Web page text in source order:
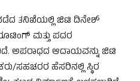
ತನಿಖೆಯಲ್ಲಿ ಜಿಟಿ ದಿನೇಶ್
ಮತ್ತು ಪದರ
ಅಪರಾಧದ ಆದಾಯವನ್ನು ಜಿಟಿ
ಸಹಚರರ ಹೆಸರಿನಲ್ಲಿ ಸ್ಥಿರ